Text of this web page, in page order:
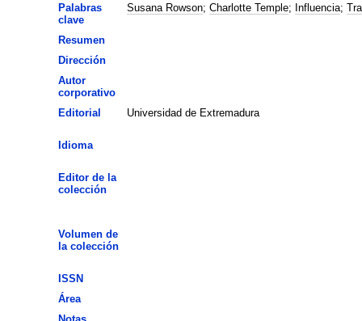
Palabras
clave
Susana Rowson; Charlotte Temple; Influencia;
Resumen
Dirección
Autor
corporativo
Editorial
Universidad de Extremadura
Idioma
Editor de la
colección
Volumen de
la colección
ISSN
Área